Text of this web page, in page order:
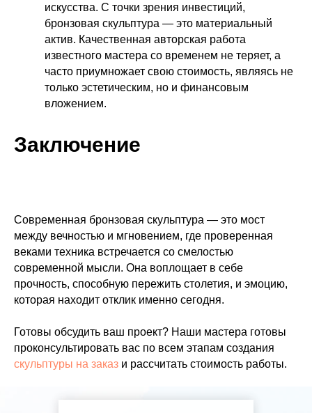
искусства. С точки зрения инвестиций,
бронзовая скульптура — это материальный
актив. Качественная авторская работа
известного мастера со временем не теряет, а
часто приумножает свою стоимость, являясь не
только эстетическим, но и финансовым
вложением.
Заключение
Современная бронзовая скульптура — это мост
между вечностью и мгновением, где проверенная
веками техника встречается со смелостью
современной мысли. Она воплощает в себе
прочность, способную пережить столетия, и эмоцию,
которая находит отклик именно сегодня.
Готовы обсудить ваш проект? Наши мастера готовы
проконсультировать вас по всем этапам создания
скульптуры на заказ и рассчитать стоимость работы.